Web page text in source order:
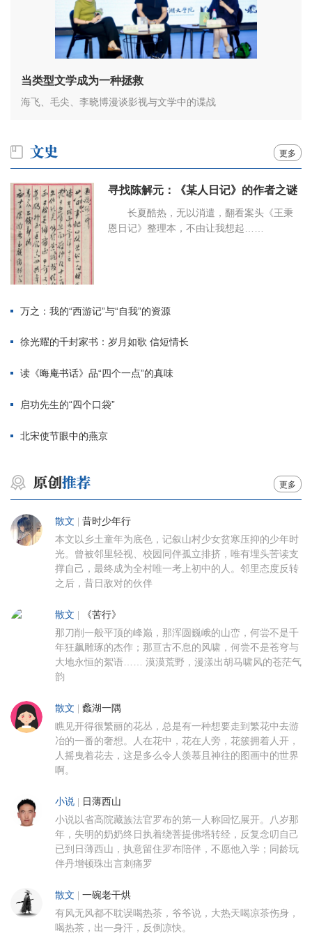
当类型文学成为一种拯救
海飞、毛尖、李晓博漫谈影视与文学中的谍战
更多
寻找陈解元：《某人日记》的作者之谜
长夏酷热，无以消遣，翻看案头《王秉
恩日记》整理本，不由让我想起……
万之：我的“西游记”与“自我”的资源
徐光耀的千封家书：岁月如歌 信短情长
读《晦庵书话》品“四个一点”的真味
启功先生的“四个口袋”
北宋使节眼中的燕京
更多
散文 昔时少年行
本文以乡土童年为底色，记叙山村少女贫寒压抑的少年时
光。曾被邻里轻视、校园同伴孤立排挤，唯有埋头苦读支
撑自己，最终成为全村唯一考上初中的人。邻里态度反转
之后，昔日敌对的伙伴
散文 《苦行》
那刀削一般平顶的峰巅，那浑圆巍峨的山峦，何尝不是千
年狂飙雕琢的杰作；那亘古不息的风啸，何尝不是苍穹与
大地永恒的絮语…… 漠漠荒野，漫漾出胡马啸风的苍茫气
韵
散文 蠡湖一隅
瞧见开得很繁丽的花丛，总是有一种想要走到繁花中去游
冶的一番的奢想。人在花中，花在人旁，花簇拥着人开，
人摇曳着花去，这是多么令人羡慕且神往的图画中的世界
啊。
小说 日薄西山
小说以省高院藏族法官罗布的第一人称回忆展开。八岁那
年，失明的奶奶终日执着绕菩提佛塔转经，反复念叨自己
已到日薄西山，执意留住罗布陪伴，不愿他入学；同龄玩
伴丹增顿珠出言刺痛罗
散文 一碗老干烘
有风无风都不耽误喝热茶，爷爷说，大热天喝凉茶伤身，
喝热茶，出一身汗，反倒凉快。